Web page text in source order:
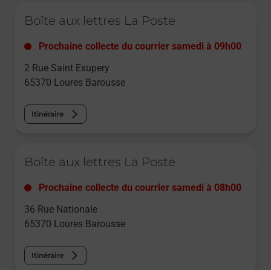
Boîte aux lettres La Poste
Prochaine collecte du courrier samedi à 09h00
2 Rue Saint Exupery
65370 Loures Barousse
Itinéraire
Boîte aux lettres La Poste
Prochaine collecte du courrier samedi à 08h00
36 Rue Nationale
65370 Loures Barousse
Itinéraire